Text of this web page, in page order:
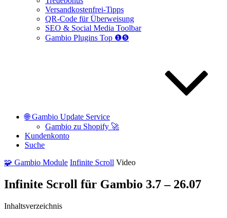
Versandkostenfrei-Tipps
QR-Code für Überweisung
SEO & Social Media Toolbar
Gambio Plugins Top ❶❺
🌐 Gambio Update Service
Gambio zu Shopify 🚀
Kundenkonto
Suche
🧩 Gambio Module Infinite Scroll Video
Infinite Scroll für Gambio 3.7 – 26.07
Inhaltsverzeichnis